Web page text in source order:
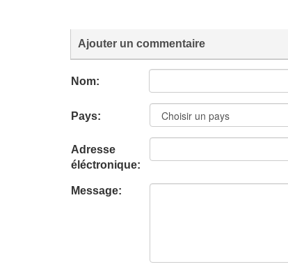
Ajouter un commentaire
Nom:
Pays:
Adresse
éléctronique:
Message: